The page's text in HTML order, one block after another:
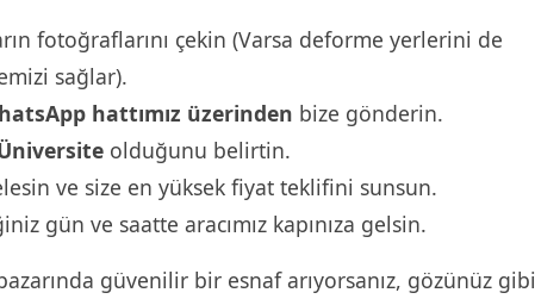
fotoğraflarını çekin (Varsa deforme yerlerini de
sağlar).
hattımız üzerinden bize gönderin.
olduğunu belirtin.
ve size en yüksek fiyat teklifini sunsun.
gün ve saatte aracımız kapınıza gelsin.
güvenilir bir esnaf arıyorsanız, gözünüz gibi